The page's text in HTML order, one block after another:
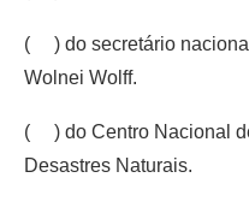
( ) do secretário
Wolnei Wolff.
( ) do Centro Nacional
Desastres Naturais.